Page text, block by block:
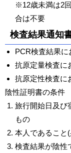
※12歳未満は2
合は不要
検査結果通知
PCR検査結果に
抗原定量検査に
抗原定性検査に
陰性証明書の条件
旅行開始日及び
もの
本人であること
検査結果が陰性